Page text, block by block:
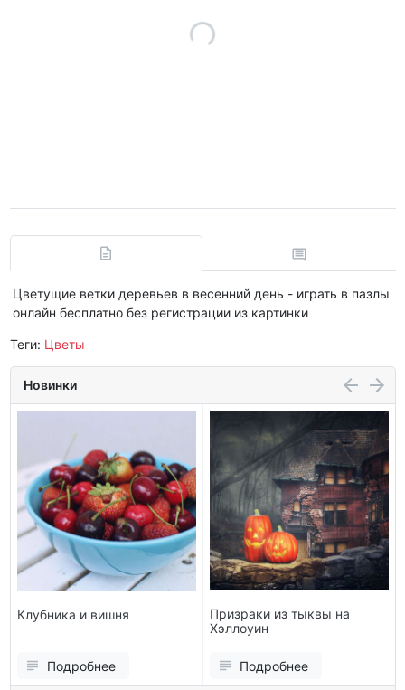
Цветущие ветки деревьев в весенний день - играть в пазлы
онлайн бесплатно без регистрации из картинки
Теги: Цветы
Новинки
Клубника и вишня
Подробнее
Призраки из тыквы на
Хэллоуин
Подробнее